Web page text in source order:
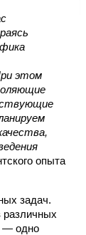
этом
опыта
задач.
различных
— одно